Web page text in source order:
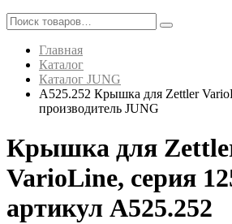
Главная
Каталог
Каталог JUNG
A525.252 Крышка для Zettler
производитель JUNG
Крышка для
VarioLine, серия
артикул A525.252